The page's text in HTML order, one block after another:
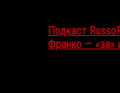
Подкаст
Франко — «за»